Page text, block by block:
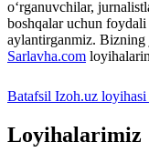
o‘rganuvchilar,
boshqalar uchun
aylantirganmiz. Bizning
Sarlavha.com
Batafsil Izoh.uz loyihasi
Loyihalarimiz